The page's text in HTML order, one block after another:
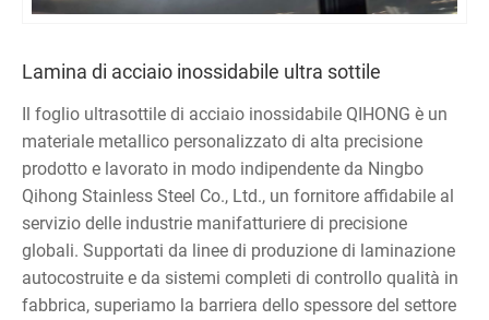
Lamina di acciaio inossidabile ultra sottile
Il foglio ultrasottile di acciaio inossidabile QIHONG è un
materiale metallico personalizzato di alta precisione
prodotto e lavorato in modo indipendente da Ningbo
Qihong Stainless Steel Co., Ltd., un fornitore affidabile al
servizio delle industrie manifatturiere di precisione
globali. Supportati da linee di produzione di laminazione
autocostruite e da sistemi completi di controllo qualità in
fabbrica, superiamo la barriera dello spessore del settore